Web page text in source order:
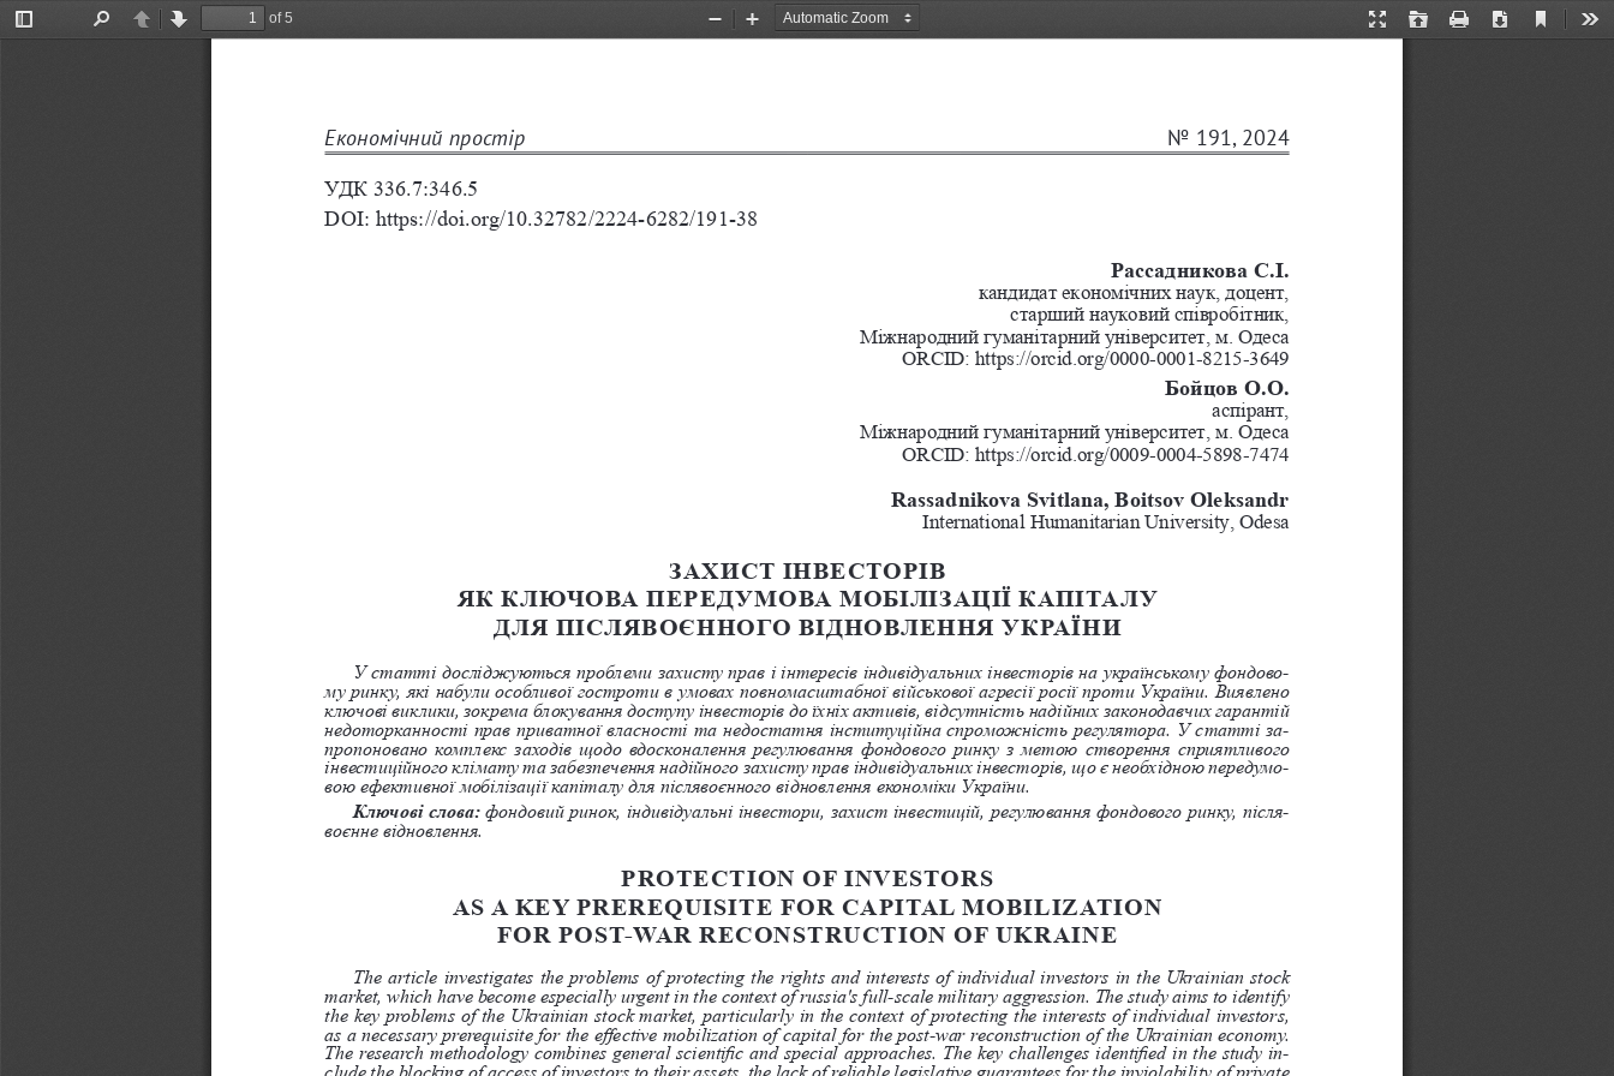
Toggle
PreviousNext
of 5
Presentation
Open Print Download
Current
Zoom
Zoom
Економічний простір No 191, 2024
УДК 336.7:346.5
DOI: https://doi.org/10.32782/2224-6282/191-38
Рассадникова С.І.
кандидат економічних наук, доцент,
старший науковий співробітник,
Міжнародний гуманітарний університет, м. Одеса
ORCID: https://orcid.org/0000-0001-8215-3649
Бойцов О.О.
аспірант,
Міжнародний гуманітарний університет, м. Одеса
ORCID: https://orcid.org/0009-0004-5898-7474
Rassadnikova Svitlana, Boitsov Oleksandr
International Humanitarian University, Odesa
ЗАХИСТ ІНВЕСТОРІВ
ЯК КЛЮЧОВА ПЕРЕДУМОВА МОБІЛІЗАЦІЇ КАПІТАЛУ
ДЛЯ ПІСЛЯВОЄННОГО ВІДНОВЛЕННЯ УКРАЇНИ
У статті досліджуються проблеми захисту прав і інтересів індивідуальних інвесторів на українському фондово-
му ринку, які набули особливої гостроти в умовах повномасштабної військової агресії росії проти України. Виявлено
ключові виклики, зокрема блокування доступу інвесторів до їхніх активів, відсутність надійних законодавчих гарантій
недоторканності прав приватної власності та недостатня інституційна спроможність регулятора. У статті за-
пропоновано комплекс заходів щодо вдосконалення регулювання фондового ринку з метою створення сприятливого
інвестиційного клімату та забезпечення надійного захисту прав індивідуальних інвесторів, що є необхідною передумо-
вою ефективної мобілізації капіталу для післявоєнного відновлення економіки України.
Ключові слова: фондовий ринок, індивідуальні інвестори, захист інвестицій, регулювання фондового ринку, після-
воєнне відновлення.
PROTECTION OF INVESTORS
AS A KEY PREREQUISITE FOR CAPITAL MOBILIZATION
FOR POST-WAR RECONSTRUCTION OF UKRAINE
The article investigates the problems of protecting the rights and interests of individual investors in the Ukrainian stock
market, which have become especially urgent in the context of russia's full-scale military aggression. The study aims to identify
the key problems of the Ukrainian stock market, particularly in the context of protecting the interests of individual investors,
as a necessary prerequisite for the effective mobilization of capital for the post-war reconstruction of the Ukrainian economy.
The research methodology combines general scientific and special approaches. The key challenges identified in the study in-
clude the blocking of access of investors to their assets, the lack of reliable legislative guarantees for the inviolability of private